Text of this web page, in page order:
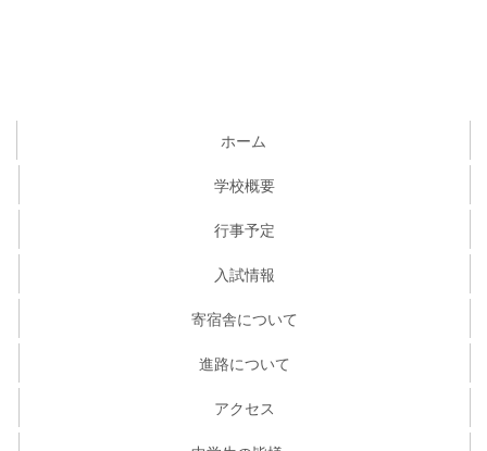
ホーム
学校概要
行事予定
入試情報
寄宿舎について
進路について
アクセス